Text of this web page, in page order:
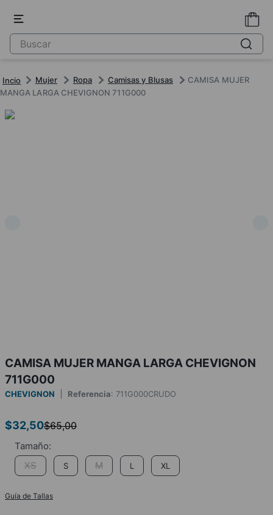
Mujer Ropa Camisas y Blusas
CAMISA MUJER
MANGA LARGA CHEVIGNON 711G000
CAMISA MUJER MANGA LARGA CHEVIGNON
711G000
CHEVIGNON Referencia: 711G000CRUDO
$32,50$65,00
XS S M L XL
Guía de Tallas